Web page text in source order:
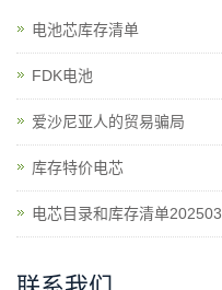
电池芯库存清单
​FDK电池
爱沙尼亚人的贸易骗局
库存特价电芯
电芯目录和库存清单202503